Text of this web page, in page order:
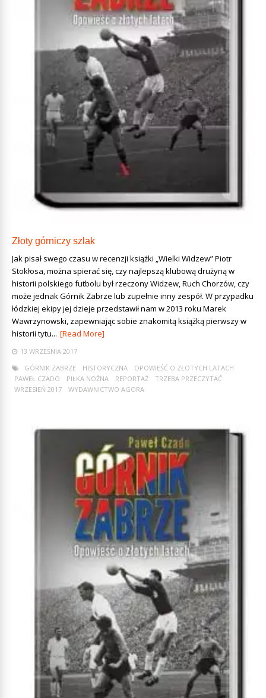
Złoty górniczy szlak
Jak pisał swego czasu w recenzji książki „Wielki Widzew” Piotr
Stokłosa, można spierać się, czy najlepszą klubową drużyną w
historii polskiego futbolu był rzeczony Widzew, Ruch Chorzów, czy
może jednak Górnik Zabrze lub zupełnie inny zespół. W przypadku
łódzkiej ekipy jej dzieje przedstawił nam w 2013 roku Marek
Wawrzynowski, zapewniając sobie znakomitą książką pierwszy w
historii tytu... [Read More]
13 WRZEŚNIA 2017
GÓRNIK ZABRZE
HISTORYCZNA
OPOWIEŚĆ O ZŁOTYCH LATACH
PAWEŁ CZADO
PIŁKA NOŻNA REPORTAŻ
TRZEBA PRZECZYTAĆ
WRZESIEŃ 2017
WYDAWNICTWO AGORA